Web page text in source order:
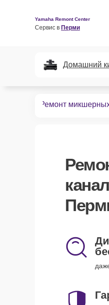
Yamaha Remont Center
Сервис в Перми
Домашний
Ремонт